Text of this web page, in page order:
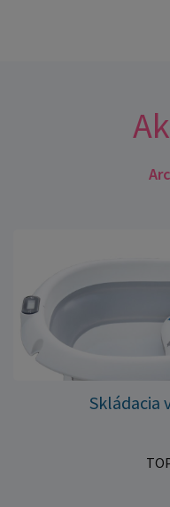
Skládacia